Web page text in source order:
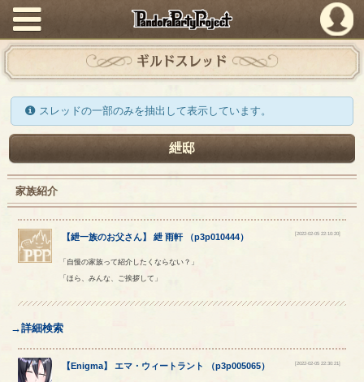
PandoraPartyProject
ギルドスレッド
スレッドの一部のみを抽出して表示しています。
紲邸
家族紹介
【紲一族のお父さん】紲 雨軒（p3p010444） [2022-02-05 22:10:20]
「自慢の家族って紹介したくならない？」
「ほら、みんな、ご挨拶して」
→詳細検索
【Enigma】 エマ ・ ウィートラント （p3p005065） [2022-02-05 22:30:21]